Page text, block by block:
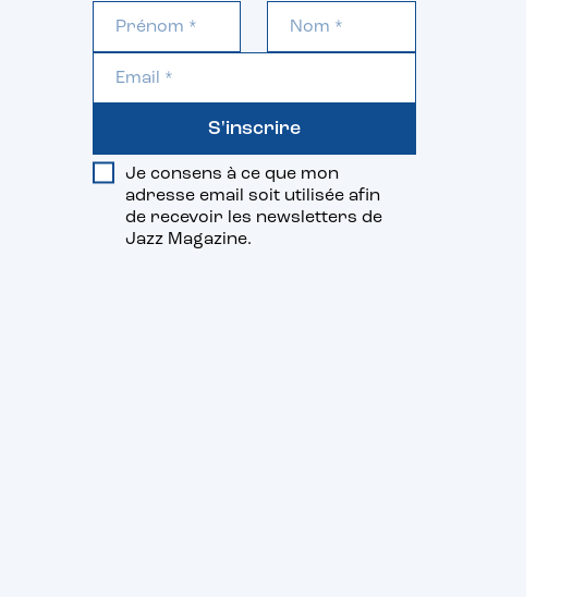
Je consens à ce que mon
adresse email soit utilisée afin
de recevoir les newsletters de
Jazz Magazine.
S'inscrire